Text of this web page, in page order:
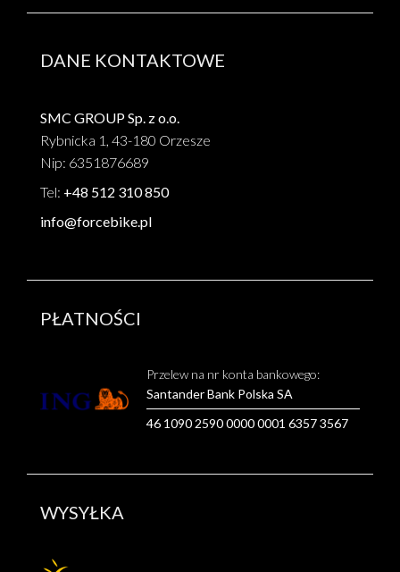
DANE KONTAKTOWE
SMC GROUP Sp. z o.o.
Rybnicka 1, 43-180 Orzesze
Nip: 6351876689
Tel: +48 512 310 850
info@forcebike.pl
PŁATNOŚCI
Przelew na nr konta bankowego:
Santander Bank Polska SA
46 1090 2590 0000 0001 6357 3567
WYSYŁKA